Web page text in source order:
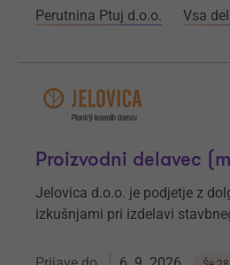
Perutnina Ptuj d.o.o. Vsa
Proizvodni delavec
Jelovica d.o.o. je podjetje z
izkušnjami pri izdelavi